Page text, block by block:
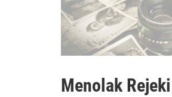
Menolak Rejeki